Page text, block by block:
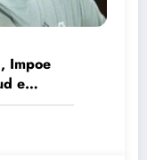
Impoe
e